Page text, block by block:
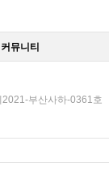
커뮤니티
부산사하-0361호